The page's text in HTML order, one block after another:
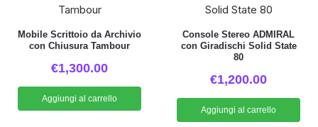
Mobile Scrittoio da Archivio
con Chiusura Tambour
€1,300.00
Aggiungi al carrello
Console Stereo ADMIRAL
con Giradischi Solid State
80
€1,200.00
Aggiungi al carrello